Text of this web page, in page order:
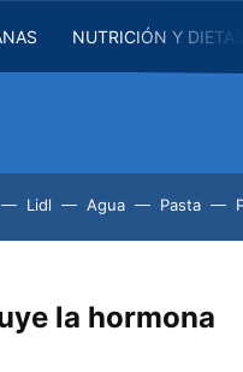
NUTRICIÓN Y
Lidl Agua Pasta
la hormona